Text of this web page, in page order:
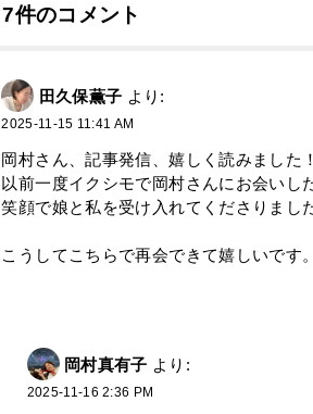
7件のコメント
田久保薫子 より:
2025-11-15 11:41 AM
岡村さん、記事発信、嬉しく読みました
以前一度イクシモで岡村さんにお会いし
笑顔で娘と私を受け入れてくださりまし
こうしてこちらで再会できて嬉しいです
岡村真有子 より:
2025-11-16 2:36 PM